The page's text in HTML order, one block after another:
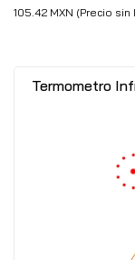
105.42 MXN (Precio sin
Termometro